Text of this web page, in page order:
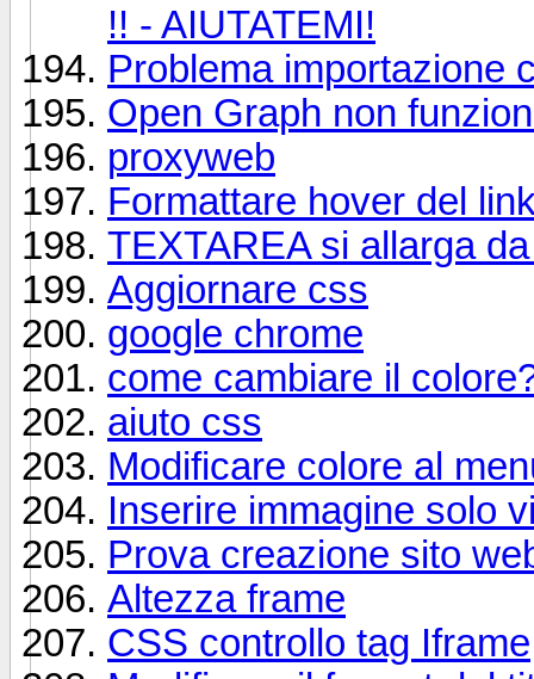
!! - AIUTATEMI!
Problema importazione
Open Graph non
proxyweb
Formattare hover del
TEXTAREA si allarga
Aggiornare css
google chrome
come cambiare il
aiuto css
Modificare colore al
Inserire immagine solo
Prova creazione sito
Altezza frame
CSS controllo tag Iframe